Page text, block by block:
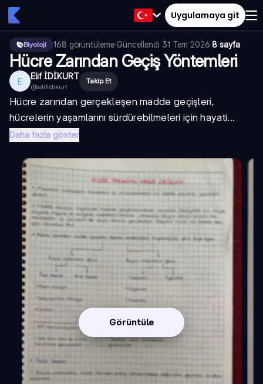
Uygulamaya git
Biyoloji 168 görüntüleme·Güncellendi 31 Tem 2026·8 sayfa
Hücre Zarından Geçiş Yöntemleri
E Elif İDİKURT
@elifidikurt
Takip Et
Hücre zarından gerçekleşen madde geçişleri,
hücrelerin yaşamlarını sürdürebilmeleri için hayati...
Daha fazla göster
Görüntüle